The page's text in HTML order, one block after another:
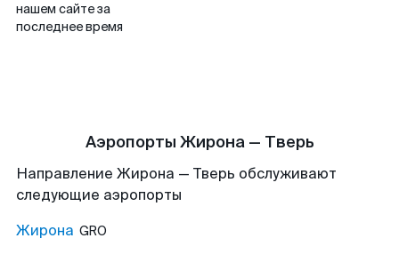
нашем сайте за
последнее время
Аэропорты Жирона — Тверь
Направление Жирона — Тверь обслуживают
следующие аэропорты
Жирона GRO